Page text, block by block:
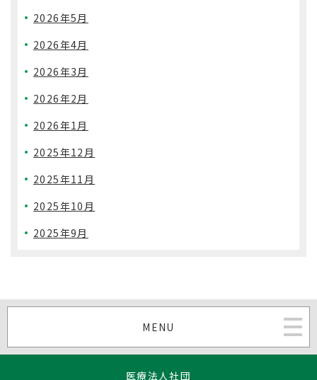
2026年5月
2026年4月
2026年3月
2026年2月
2026年1月
2025年12月
2025年11月
2025年10月
2025年9月
MENU
医療法人社団